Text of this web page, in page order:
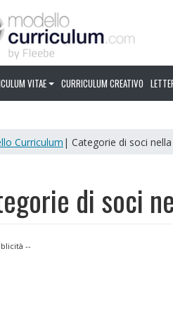
VITAE CURRICULUM CREATIVO
Curriculum | Categorie di soci nella
di soci
--